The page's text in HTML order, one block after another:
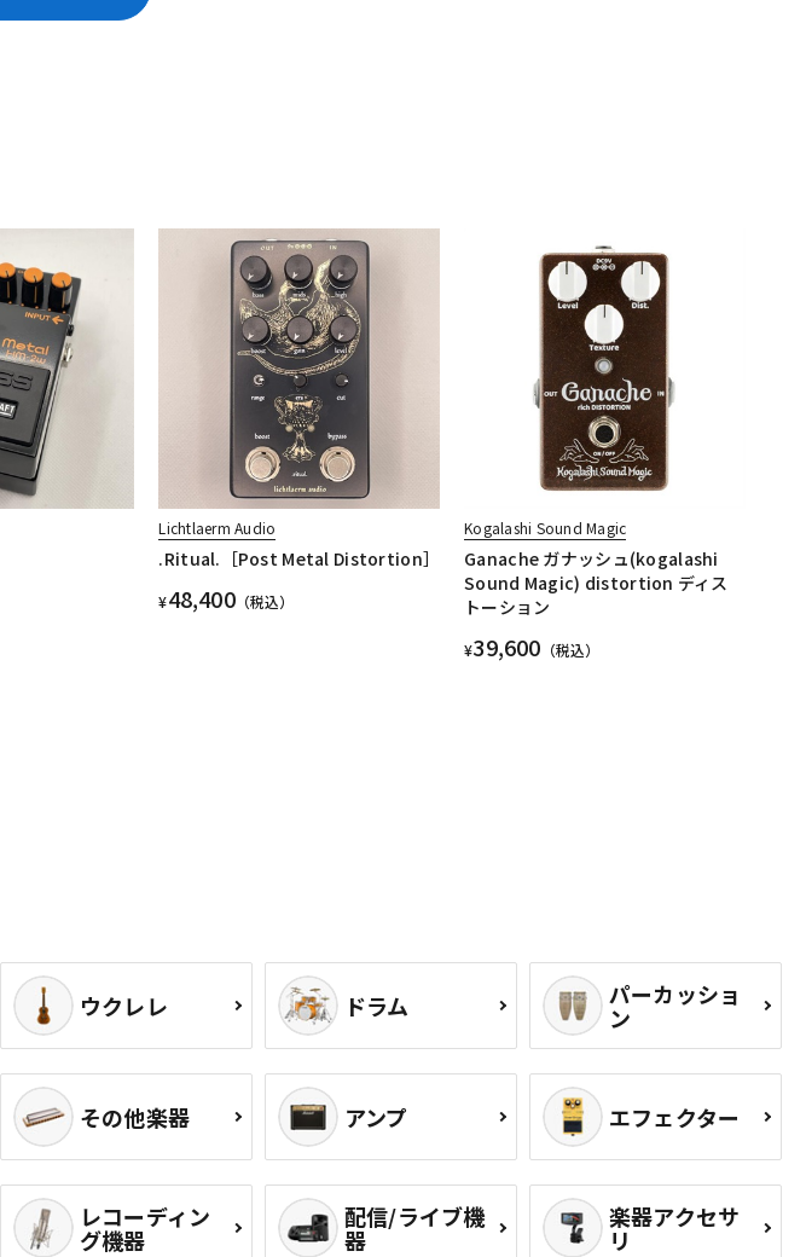
Lichtlaerm Audio
.Ritual.［Post Metal Distortion］
¥48,400（税込）
Kogalashi Sound Magic
Ganache ガナッシュ(kogalashi
Sound Magic) distortion ディス
トーション
¥39,600 （税込）
ウクレレ ドラム パーカッショ
ン
その他楽器 アンプ エフェクター
レコーディン
グ機器
配信/ライブ機
器
楽器アクセサ
リ